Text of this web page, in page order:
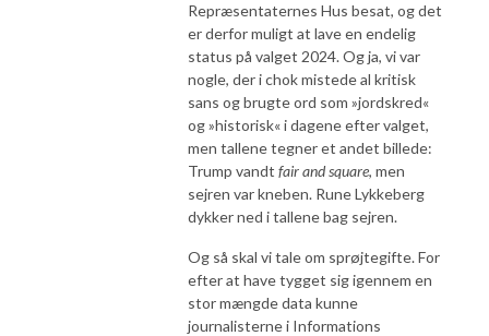
Repræsentaternes Hus besat, og det
er derfor muligt at lave en endelig
status på valget 2024. Og ja, vi var
nogle, der i chok mistede al kritisk
sans og brugte ord som »jordskred«
og »historisk« i dagene efter valget,
men tallene tegner et andet billede:
Trump vandt fair and square, men
sejren var kneben. Rune Lykkeberg
dykker ned i tallene bag sejren.
Og så skal vi tale om sprøjtegifte. For
efter at have tygget sig igennem en
stor mængde data kunne
journalisterne i Informations